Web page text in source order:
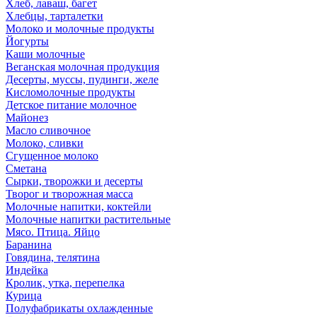
Хлеб, лаваш, багет
Хлебцы, тарталетки
Молоко и молочные продукты
Йогурты
Каши молочные
Веганская молочная продукция
Десерты, муссы, пудинги, желе
Кисломолочные продукты
Детское питание молочное
Майонез
Масло сливочное
Молоко, сливки
Сгущенное молоко
Сметана
Сырки, творожки и десерты
Творог и творожная масса
Молочные напитки, коктейли
Молочные напитки растительные
Мясо. Птица. Яйцо
Баранина
Говядина, телятина
Индейка
Кролик, утка, перепелка
Курица
Полуфабрикаты охлажденные